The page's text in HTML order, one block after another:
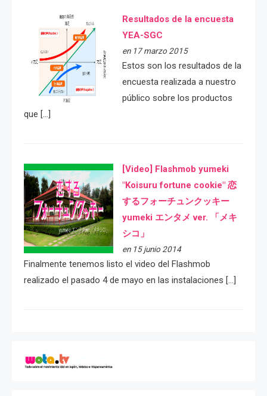
Resultados de la encuesta
YEA-SGC
en 17 marzo 2015
Estos son los resultados de la
encuesta realizada a nuestro
público sobre los productos
que […]
[Video] Flashmob yumeki
"Koisuru fortune cookie" 恋
するフォーチュンクッキー
yumeki エンタメ ver. 「メキ
シコ」
en 15 junio 2014
Finalmente tenemos listo el video del Flashmob
realizado el pasado 4 de mayo en las instalaciones […]